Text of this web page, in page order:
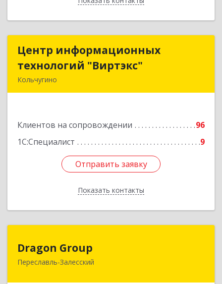
Центр информационных
технологий "Виртэкс"
Кольчугино
Клиентов на сопровождении
96
1С:Специалист
9
Отправить заявку
Показать контакты
Центр информационных
технологий "Виртэкс"
Подробнее
Отправить заявку
Назад
Dragon Group
Переславль-Залесский152020, Ярославская обл, Переславль-